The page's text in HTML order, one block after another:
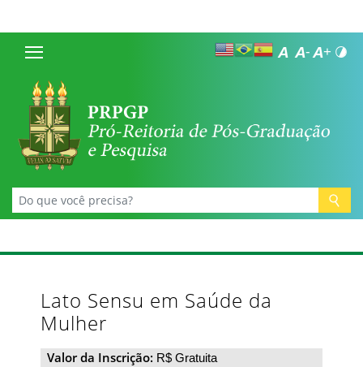
Lato Sensu em Saúde da
Mulher
Valor da Inscrição: R$ Gratuita